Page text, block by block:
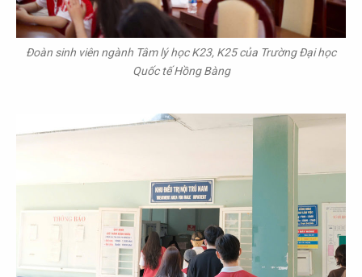
Đoàn sinh viên ngành Tâm lý học K23, K25 của Trường Đại học
Quốc tế Hồng Bàng